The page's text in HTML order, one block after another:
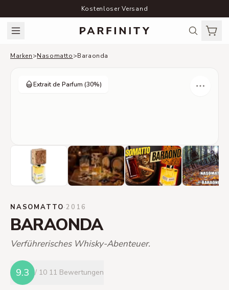
Kostenloser Versand
Marken>Nasomatto>Baraonda
Extrait de Parfum (30%)
NASOMATTO·2016
BARAONDA
Verführerisches Whisky-Abenteuer.
9.3 / 10 11 Bewertungen